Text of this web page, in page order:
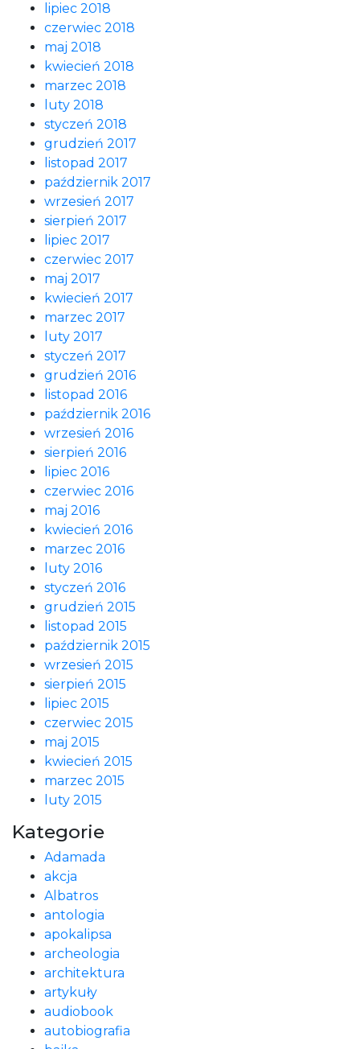
lipiec 2018
czerwiec 2018
maj 2018
kwiecień 2018
marzec 2018
luty 2018
styczeń 2018
grudzień 2017
listopad 2017
październik 2017
wrzesień 2017
sierpień 2017
lipiec 2017
czerwiec 2017
maj 2017
kwiecień 2017
marzec 2017
luty 2017
styczeń 2017
grudzień 2016
listopad 2016
październik 2016
wrzesień 2016
sierpień 2016
lipiec 2016
czerwiec 2016
maj 2016
kwiecień 2016
marzec 2016
luty 2016
styczeń 2016
grudzień 2015
listopad 2015
październik 2015
wrzesień 2015
sierpień 2015
lipiec 2015
czerwiec 2015
maj 2015
kwiecień 2015
marzec 2015
luty 2015
Kategorie
Adamada
akcja
Albatros
antologia
apokalipsa
archeologia
architektura
artykuły
audiobook
autobiografia